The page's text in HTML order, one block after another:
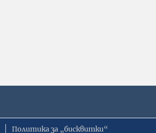
Политика за „бисквитки“